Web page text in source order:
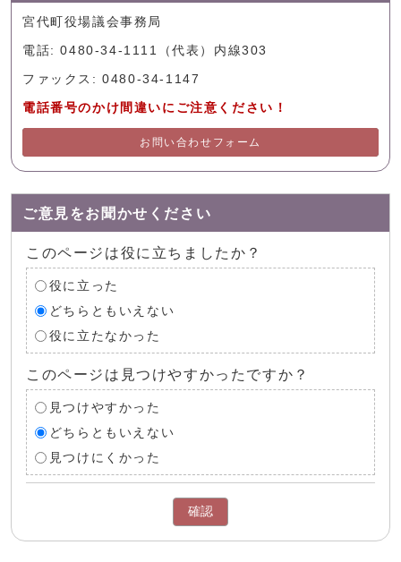
宮代町役場議会事務局
電話: 0480-34-1111（代表）内線303
ファックス: 0480-34-1147
電話番号のかけ間違いにご注意ください！
お問い合わせフォーム
ご意見をお聞かせください
このページは役に立ちましたか？
役に立った
どちらともいえない
役に立たなかった
このページは見つけやすかったですか？
見つけやすかった
どちらともいえない
見つけにくかった
確認